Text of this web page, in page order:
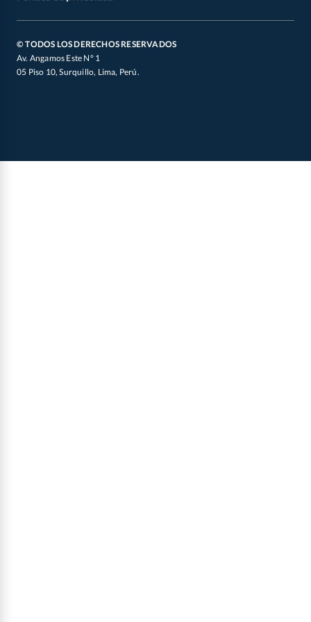
Canal de Integridad
Defensoría de Vendedores y Proveedores
© TODOS LOS DERECHOS RESERVADOS
Av. Angamos Este N° 1
05 Piso 10, Surquillo, Lima, Perú.